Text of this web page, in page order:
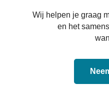
Wij helpen je graag
en het